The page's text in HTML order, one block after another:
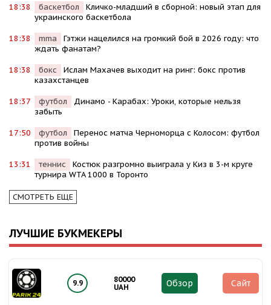
18:38 баскетбол
Кличко-младший в сборной: новый этап для
украинского баскетбола
18:38 mma
Гэтжи нацелился на громкий бой в 2026 году: что
ждать фанатам?
18:38 бокс
Ислам Махачев выходит на ринг: бокс против
казахстанцев
18:37 футбол
Динамо - Карабах: Уроки, которые нельзя
забыть
17:50 футбол
Перенос матча Черноморца с Колосом: футбол
против войны
13:31 теннис
Костюк разгромно выиграла у Киз в 3-м круге
турнира WTA 1000 в Торонто
СМОТРЕТЬ ЕЩЕ
ЛУЧШИЕ БУКМЕКЕРЫ
9.9
80000
UAH
Обзор Сайт